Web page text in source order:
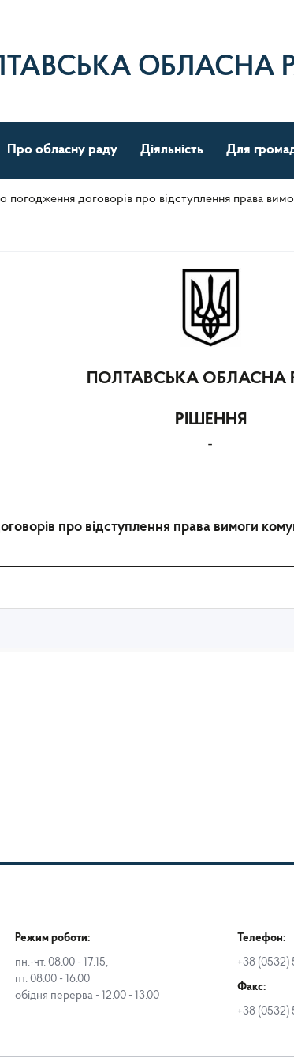
ОБЛАСНА
Про обласну раду Діяльність Для
погодження договорів про відступлення права
ПОЛТАВСЬКА ОБЛАСНА
РІШЕННЯ
-
про відступлення права вимоги
Режим роботи:
пн.-чт. 08.00 - 17.15,
пт. 08.00 - 16.00
обідня перерва - 12.00 - 13.00
Телефон:
+38 (0532)
Факс:
+38 (0532)